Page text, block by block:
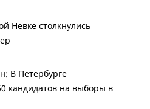
Невке столкнулись
В Петербурге
кандидатов на выборы в